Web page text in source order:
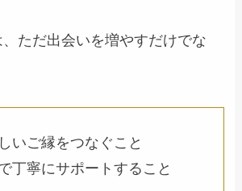
ただ出会いを増やすだけでな
いご縁をつなぐこと
丁寧にサポートすること